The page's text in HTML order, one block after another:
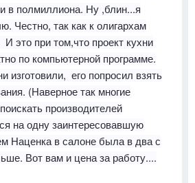
в полмиллиона. Ну ,блин...я
Честно, так как к олигархам
это при том,что проект кухни
по компьютерной программе.
изготовили, его попросил взять
(Наверное так многие
производителей
на одну заинтересовавшую
Наценка в салоне была в два с
Вот вам и цена за работу....